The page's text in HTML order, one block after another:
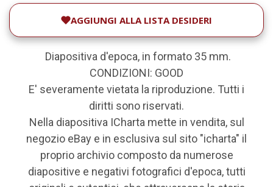
AGGIUNGI ALLA LISTA DESIDERI
Diapositiva d'epoca, in formato 35 mm.
CONDIZIONI: GOOD
E' severamente vietata la riproduzione. Tutti i
diritti sono riservati.
Nella diapositiva ICharta mette in vendita, sul
negozio eBay e in esclusiva sul sito "icharta" il
proprio archivio composto da numerose
diapositive e negativi fotografici d'epoca, tutti